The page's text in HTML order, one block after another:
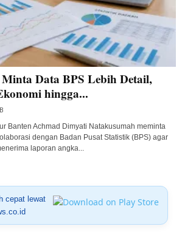
Data BPS Lebih Detail,
hingga...
Banten Achmad Dimyati Natakusumah meminta
dengan Badan Pusat Statistik (BPS) agar
laporan angka...
cepat lewat